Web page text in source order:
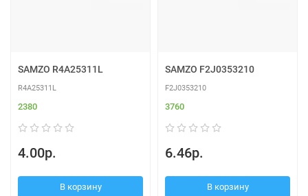
SAMZO R4A25311L
R4A25311L
2380
4.00р.
В корзину
SAMZO F2J0353210
F2J0353210
3760
6.46р.
В корзину